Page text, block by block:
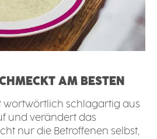
AM BESTEN
wortwörtlich schlagartig aus
und verändert das
nur die Betroffenen selbst,